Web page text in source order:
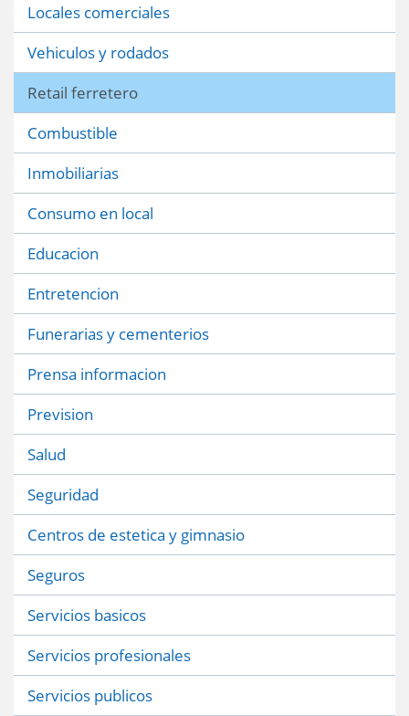
Locales comerciales
Vehiculos y rodados
Retail ferretero
Combustible
Inmobiliarias
Consumo en local
Educacion
Entretencion
Funerarias y cementerios
Prensa informacion
Prevision
Salud
Seguridad
Centros de estetica y gimnasio
Seguros
Servicios basicos
Servicios profesionales
Servicios publicos